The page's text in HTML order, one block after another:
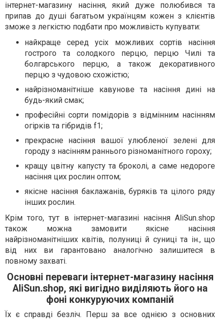
інтернет-магазину насіння, який дуже полюбився та
припав до душі багатьом українцям кожен з клієнтів
зможе з легкістю подбати про можливість купувати:
найкраще серед усіх можливих сортів насіння
гострого та солодкого перцю, перцю Чилі та
болгарського перцю, а також декоративного
перцю з чудовою схожістю;
найрізноманітніше кавунове та насіння дині на
будь-який смак;
професійні сорти помідорів з відмінним насінням
огірків та гібридів f1;
прекрасне насіння вашої улюбленої зелені для
городу з насінням раннього різноманітного гороху;
кращу цвітну капусту та броколі, а саме недороге
насіння цих рослин оптом;
якісне насіння баклажанів, буряків та цілого ряду
інших рослин.
Крім того, тут в інтернет-магазині насіння AliSun.shop
також можна замовити якісне насіння
найрізноманітніших квітів, полуниці й суниці та ін., що
від них ви гарантовано аналогічно залишитеся в
повному захваті.
Основні переваги інтернет-магазину насіння
AliSun.shop, які вигідно виділяють його на
фоні конкуруючих компаній
Їх є справді безліч. Перш за все однією з основних